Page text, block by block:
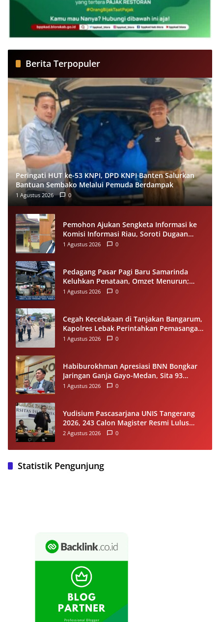
Berita Terpopuler
Peringati HUT ke-53 KNPI, DPD KNPI Banten Salurkan
Bantuan Sembako Melalui Pemuda Berdampak
1 Agustus 2026 0
Pemohon Ajukan Sengketa Informasi ke
Komisi Informasi Riau, Soroti Dugaan
Tidak Ditanggapinya Permohonan ke
1 Agustus 2026 0
Pedagang Pasar Pagi Baru Samarinda
Keluhkan Penataan, Omzet Menurun;
Minta Pemkot Evaluasi Distribusi Ruko
1 Agustus 2026 0
Cegah Kecelakaan di Tanjakan Bangarum,
Kapolres Lebak Perintahkan Pemasangan
Rambu Lalu Lintas
1 Agustus 2026 0
Habiburokhman Apresiasi BNN Bongkar
Jaringan Ganja Gayo-Medan, Sita 93
Kilogram di Sumut
1 Agustus 2026 0
Yudisium Pascasarjana UNIS Tangerang
2026, 243 Calon Magister Resmi Lulus
Siap Diwisuda Oktober
2 Agustus 2026 0
Statistik Pengunjung